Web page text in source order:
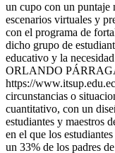
un cupo con un puntaje
escenarios virtuales y
con el programa de
dicho grupo de
educativo y la
ORLANDO
https://
circunstancias o
cuantitativo, con un
estudiantes y maestros
en el que los
un 33% de los padres